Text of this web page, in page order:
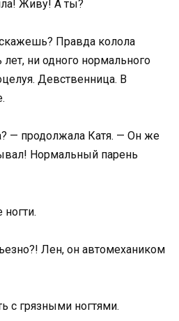
Живу! А ты?
Правда колола
ни одного нормального
Девственница. В
— продолжала Катя. — Он же
Нормальный парень
Лен, он автомехаником
с грязными ногтями.